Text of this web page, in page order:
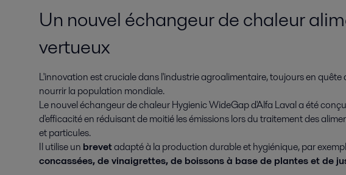
Un nouvel échangeur de chaleur
vertueux
L'innovation est cruciale dans l'industrie agroalimentaire, toujours en
nourrir la population mondiale.
Le nouvel échangeur de chaleur Hygienic WideGap d'Alfa Laval a été
d'efficacité en réduisant de moitié les émissions lors du traitement des
et particules.
Il utilise un brevetadapté à la production durable et hygiénique, par
concassées, de vinaigrettes, de boissons à base de plantes et de